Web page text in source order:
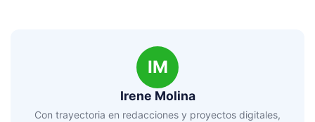
IM
Irene Molina
Con trayectoria en redacciones y proyectos digitales,